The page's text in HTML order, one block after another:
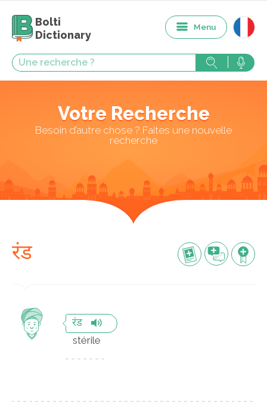
Bolti
Dictionary
Menu
Votre Recherche
Besoin d’autre chose ? Faites une nouvelle
recherche
रंड
रंड
stérile